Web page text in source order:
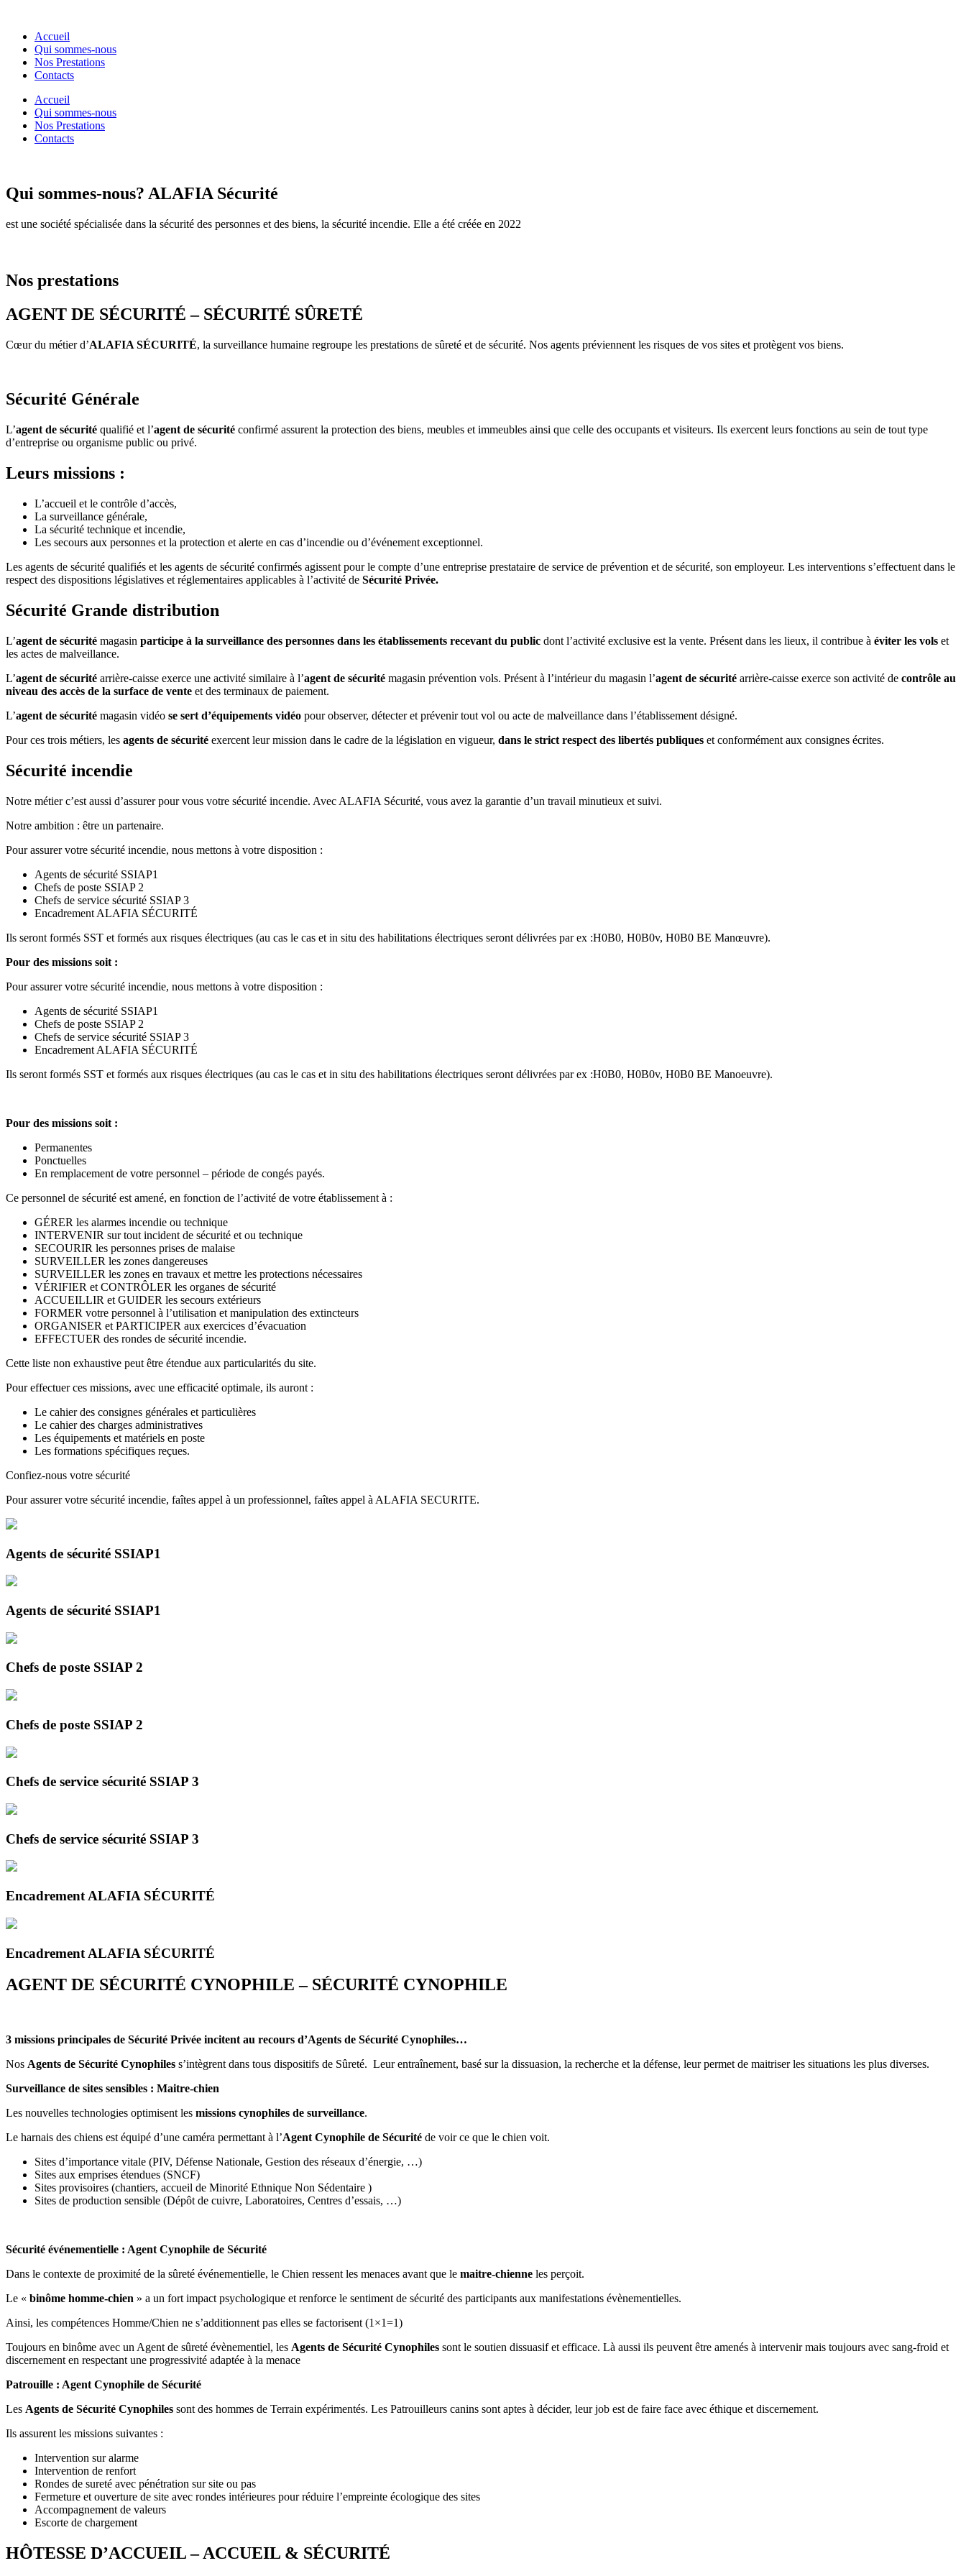
Accueil
Qui sommes-nous
Nos Prestations
Contacts
Accueil
Qui sommes-nous
Nos Prestations
Contacts
Qui sommes-nous? ALAFIA Sécurité
est une société spécialisée dans la sécurité des personnes et des biens, la sécurité incendie. Elle a été créée en 2022
Nos prestations
AGENT DE SÉCURITÉ – SÉCURITÉ SÛRETÉ
Cœur du métier d’ALAFIA SÉCURITÉ, la surveillance humaine regroupe les prestations de sûreté et de sécurité. Nos agents préviennent les risques de vos sites et protègent vos biens.
Sécurité Générale
L’agent de sécurité qualifié et l’agent de sécurité confirmé assurent la protection des biens, meubles et immeubles ainsi que celle des occupants et visiteurs. Ils exercent leurs fonctions au sein de tout type
d’entreprise ou organisme public ou privé.
Leurs missions :
L’accueil et le contrôle d’accès,
La surveillance générale,
La sécurité technique et incendie,
Les secours aux personnes et la protection et alerte en cas d’incendie ou d’événement exceptionnel.
Les agents de sécurité qualifiés et les agents de sécurité confirmés agissent pour le compte d’une entreprise prestataire de service de prévention et de sécurité, son employeur. Les interventions s’effectuent dans le
respect des dispositions législatives et réglementaires applicables à l’activité de Sécurité Privée.
Sécurité Grande distribution
L’agent de sécurité magasin participe à la surveillance des personnes dans les établissements recevant du public dont l’activité exclusive est la vente. Présent dans les lieux, il contribue à éviter les vols et
les actes de malveillance.
L’agent de sécurité arrière-caisse exerce une activité similaire à l’agent de sécurité magasin prévention vols. Présent à l’intérieur du magasin l’agent de sécurité arrière-caisse exerce son activité de contrôle au
niveau des accès de la surface de vente et des terminaux de paiement.
L’agent de sécurité magasin vidéo se sert d’équipements vidéo pour observer, détecter et prévenir tout vol ou acte de malveillance dans l’établissement désigné.
Pour ces trois métiers, les agents de sécurité exercent leur mission dans le cadre de la législation en vigueur, dans le strict respect des libertés publiques et conformément aux consignes écrites.
Sécurité incendie
Notre métier c’est aussi d’assurer pour vous votre sécurité incendie. Avec ALAFIA Sécurité, vous avez la garantie d’un travail minutieux et suivi.
Notre ambition : être un partenaire.
Pour assurer votre sécurité incendie, nous mettons à votre disposition :
Agents de sécurité SSIAP1
Chefs de poste SSIAP 2
Chefs de service sécurité SSIAP 3
Encadrement ALAFIA SÉCURITÉ
Ils seront formés SST et formés aux risques électriques (au cas le cas et in situ des habilitations électriques seront délivrées par ex :H0B0, H0B0v, H0B0 BE Manœuvre).
Pour des missions soit :
Pour assurer votre sécurité incendie, nous mettons à votre disposition :
Agents de sécurité SSIAP1
Chefs de poste SSIAP 2
Chefs de service sécurité SSIAP 3
Encadrement ALAFIA SÉCURITÉ
Ils seront formés SST et formés aux risques électriques (au cas le cas et in situ des habilitations électriques seront délivrées par ex :H0B0, H0B0v, H0B0 BE Manoeuvre).
Pour des missions soit :
Permanentes
Ponctuelles
En remplacement de votre personnel – période de congés payés.
Ce personnel de sécurité est amené, en fonction de l’activité de votre établissement à :
GÉRER les alarmes incendie ou technique
INTERVENIR sur tout incident de sécurité et ou technique
SECOURIR les personnes prises de malaise
SURVEILLER les zones dangereuses
SURVEILLER les zones en travaux et mettre les protections nécessaires
VÉRIFIER et CONTRÔLER les organes de sécurité
ACCUEILLIR et GUIDER les secours extérieurs
FORMER votre personnel à l’utilisation et manipulation des extincteurs
ORGANISER et PARTICIPER aux exercices d’évacuation
EFFECTUER des rondes de sécurité incendie.
Cette liste non exhaustive peut être étendue aux particularités du site.
Pour effectuer ces missions, avec une efficacité optimale, ils auront :
Le cahier des consignes générales et particulières
Le cahier des charges administratives
Les équipements et matériels en poste
Les formations spécifiques reçues.
Confiez-nous votre sécurité
Pour assurer votre sécurité incendie, faîtes appel à un professionnel, faîtes appel à ALAFIA SECURITE.
Agents de sécurité SSIAP1
Agents de sécurité SSIAP1
Chefs de poste SSIAP 2
Chefs de poste SSIAP 2
Chefs de service sécurité SSIAP 3
Chefs de service sécurité SSIAP 3
Encadrement ALAFIA SÉCURITÉ
Encadrement ALAFIA SÉCURITÉ
AGENT DE SÉCURITÉ CYNOPHILE – SÉCURITÉ CYNOPHILE
3 missions principales de Sécurité Privée incitent au recours d’Agents de Sécurité Cynophiles…
Nos Agents de Sécurité Cynophiles s’intègrent dans tous dispositifs de Sûreté. Leur entraînement, basé sur la dissuasion, la recherche et la défense, leur permet de maitriser les situations les plus diverses.
Surveillance de sites sensibles : Maitre-chien
Les nouvelles technologies optimisent les missions cynophiles de surveillance.
Le harnais des chiens est équipé d’une caméra permettant à l’Agent Cynophile de Sécurité de voir ce que le chien voit.
Sites d’importance vitale (PIV, Défense Nationale, Gestion des réseaux d’énergie, …)
Sites aux emprises étendues (SNCF)
Sites provisoires (chantiers, accueil de Minorité Ethnique Non Sédentaire )
Sites de production sensible (Dépôt de cuivre, Laboratoires, Centres d’essais, …)
Sécurité événementielle : Agent Cynophile de Sécurité
Dans le contexte de proximité de la sûreté événementielle, le Chien ressent les menaces avant que le maitre-chienne les perçoit.
Le « binôme homme-chien » a un fort impact psychologique et renforce le sentiment de sécurité des participants aux manifestations évènementielles.
Ainsi, les compétences Homme/Chien ne s’additionnent pas elles se factorisent (1×1=1)
Toujours en binôme avec un Agent de sûreté évènementiel, les Agents de Sécurité Cynophiles sont le soutien dissuasif et efficace. Là aussi ils peuvent être amenés à intervenir mais toujours avec sang-froid et
discernement en respectant une progressivité adaptée à la menace
Patrouille : Agent Cynophile de Sécurité
Les Agents de Sécurité Cynophiles sont des hommes de Terrain expérimentés. Les Patrouilleurs canins sont aptes à décider, leur job est de faire face avec éthique et discernement.
Ils assurent les missions suivantes :
Intervention sur alarme
Intervention de renfort
Rondes de sureté avec pénétration sur site ou pas
Fermeture et ouverture de site avec rondes intérieures pour réduire l’empreinte écologique des sites
Accompagnement de valeurs
Escorte de chargement
HÔTESSE D’ACCUEIL – ACCUEIL & SÉCURITÉ